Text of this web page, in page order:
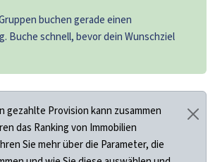
buchen gerade einen
Buche schnell, bevor dein Wunschziel
gezahlte Provision kann zusammen
das Ranking von Immobilien
Sie mehr über die Parameter, die